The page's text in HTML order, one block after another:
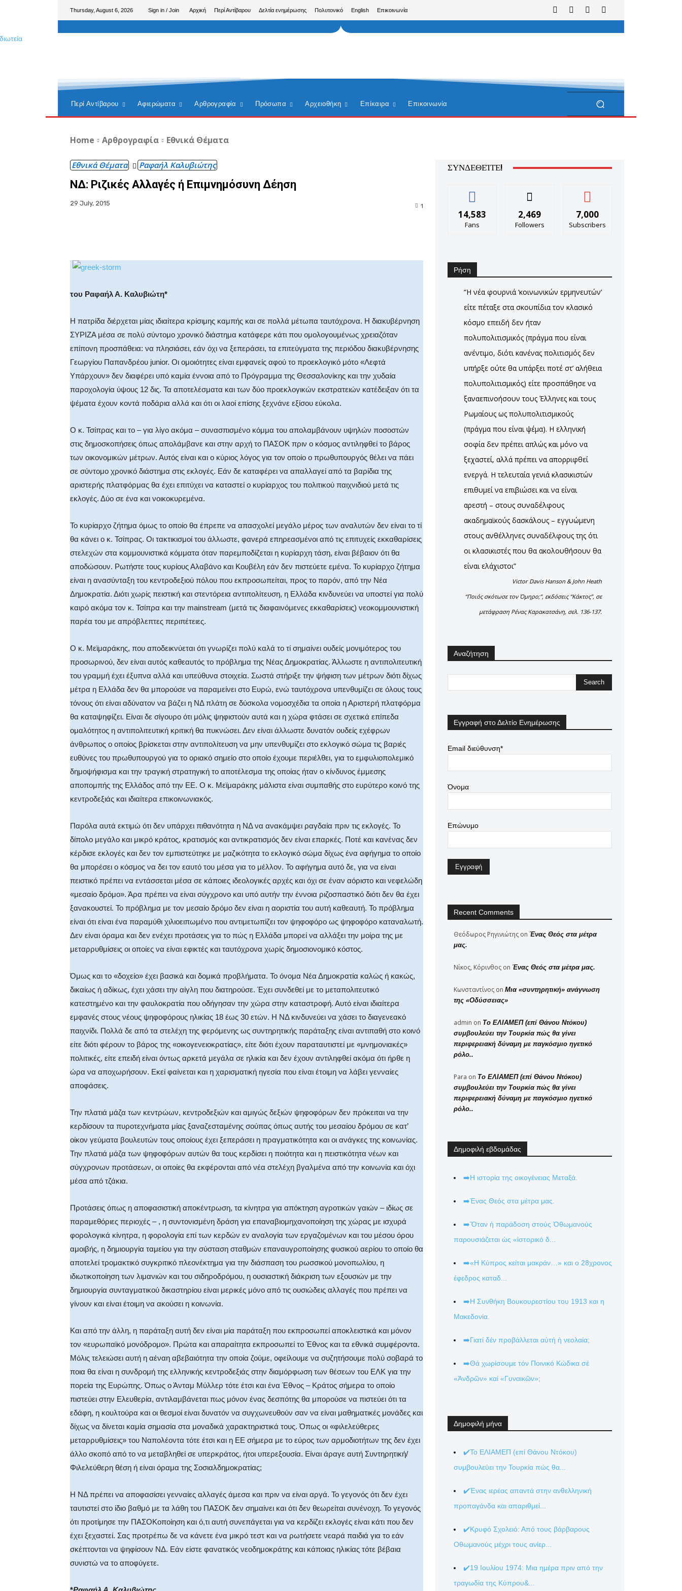
Thursday, August 6, 2026 Sign in / Join Αρχική Περί Αντίβαρου Δελτία ενημέρωσης Πολυτονικό English Επικοινωνία
Περί Αντίβαρου Αφιερώματα Αρθρογραφία Πρόσωπα Αρχειοθήκη Επίκαιρα Επικοινωνία
Home Αρθρογραφία Εθνικά Θέματα
Εθνικά Θέματα Ραφαήλ Καλυβιώτης
ΝΔ: Ριζικές Αλλαγές ή Επιμνημόσυνη Δέηση
29 July, 2015 1
του Ραφαήλ Α. Καλυβιώτη*
Η πατρίδα διέρχεται μίας ιδιαίτερα κρίσιμης καμπής και σε πολλά μέτωπα ταυτόχρονα. Η διακυβέρνηση
ΣΥΡΙΖΑ μέσα σε πολύ σύντομο χρονικό διάστημα κατάφερε κάτι που ομολογουμένως χρειαζόταν
επίπονη προσπάθεια: να πλησιάσει, εάν όχι να ξεπεράσει, τα επιτεύγματα της περιόδου διακυβέρνησης
Γεωργίου Παπανδρέου junior. Οι ομοιότητες είναι εμφανείς αφού το προεκλογικό μότο «Λεφτά
Υπάρχουν» δεν διαφέρει υπό καμία έννοια από το Πρόγραμμα της Θεσσαλονίκης και την χυδαία
παροχολογία ύψους 12 δις. Τα αποτελέσματα και των δύο προεκλογικών εκστρατειών κατέδειξαν ότι τα
ψέματα έχουν κοντά ποδάρια αλλά και ότι οι λαοί επίσης ξεχνάνε εξίσου εύκολα.
Ο κ. Τσίπρας και το – για λίγο ακόμα – συνασπισμένο κόμμα του απολαμβάνουν υψηλών ποσοστών
στις δημοσκοπήσεις όπως απολάμβανε και στην αρχή το ΠΑΣΟΚ πριν ο κόσμος αντιληφθεί το βάρος
των οικονομικών μέτρων. Αυτός είναι και ο κύριος λόγος για τον οποίο ο πρωθυπουργός θέλει να πάει
σε σύντομο χρονικό διάστημα στις εκλογές. Εάν δε καταφέρει να απαλλαγεί από τα βαρίδια της
αριστερής πλατφόρμας θα έχει επιτύχει να καταστεί ο κυρίαρχος του πολιτικού παιχνιδιού μετά τις
εκλογές. Δύο σε ένα και νοικοκυρεμένα.
Το κυρίαρχο ζήτημα όμως το οποίο θα έπρεπε να απασχολεί μεγάλο μέρος των αναλυτών δεν είναι το τί
θα κάνει ο κ. Τσίπρας. Οι τακτικισμοί του άλλωστε, φανερά επηρεασμένοι από τις επιτυχείς εκκαθαρίσεις
στελεχών στα κομμουνιστικά κόμματα όταν παρεμποδίζεται η κυρίαρχη τάση, είναι βέβαιον ότι θα
αποδώσουν. Ρωτήστε τους κυρίους Αλαβάνο και Κουβέλη εάν δεν πιστεύετε εμένα. Το κυρίαρχο ζήτημα
είναι η ανασύνταξη του κεντροδεξιού πόλου που εκπροσωπείται, προς το παρόν, από την Νέα
Δημοκρατία. Διότι χωρίς πειστική και στεντόρεια αντιπολίτευση, η Ελλάδα κινδυνεύει να υποστεί για πολύ
καιρό ακόμα τον κ. Τσίπρα και την mainstream (μετά τις διαφαινόμενες εκκαθαρίσεις) νεοκομμουνιστική
παρέα του με απρόβλεπτες περιπέτειες.
Ο κ. Μεϊμαράκης, που αποδεικνύεται ότι γνωρίζει πολύ καλά το τί σημαίνει ουδείς μονιμότερος του
προσωρινού, δεν είναι αυτός καθεαυτός το πρόβλημα της Νέας Δημοκρατίας. Άλλωστε η αντιπολιτευτική
του γραμμή έχει έξυπνα αλλά και υπεύθυνα στοιχεία. Σωστά στήριξε την ψήφιση των μέτρων διότι δίχως
μέτρα η Ελλάδα δεν θα μπορούσε να παραμείνει στο Ευρώ, ενώ ταυτόχρονα υπενθυμίζει σε όλους τους
τόνους ότι είναι αδύνατον να βάζει η ΝΔ πλάτη σε δύσκολα νομοσχέδια τα οποία η Αριστερή πλατφόρμα
θα καταψηφίζει. Είναι δε σίγουρο ότι μόλις ψηφιστούν αυτά και η χώρα φτάσει σε σχετικά επίπεδα
ομαλότητος η αντιπολιτευτική κριτική θα πυκνώσει. Δεν είναι άλλωστε δυνατόν ουδείς εχέφρων
άνθρωπος ο οποίος βρίσκεται στην αντιπολίτευση να μην υπενθυμίζει στο εκλογικό σώμα τις βαριές
ευθύνες του πρωθυπουργού για το οριακό σημείο στο οποίο έχουμε περιέλθει, για το εμφυλιοπολεμικό
δημοψήφισμα και την τραγική στρατηγική το αποτέλεσμα της οποίας ήταν ο κίνδυνος έμμεσης
αποπομπής της Ελλάδος από την ΕΕ. Ο κ. Μεϊμαράκης μάλιστα είναι συμπαθής στο ευρύτερο κοινό της
κεντροδεξιάς και ιδιαίτερα επικοινωνιακός.
Παρόλα αυτά εκτιμώ ότι δεν υπάρχει πιθανότητα η ΝΔ να ανακάμψει ραγδαία πριν τις εκλογές. Το
δίπολο μεγάλο και μικρό κράτος, κρατισμός και αντικρατισμός δεν είναι επαρκές. Ποτέ και κανένας δεν
κέρδισε εκλογές και δεν τον εμπιστεύτηκε με μαζικότητα το εκλογικό σώμα δίχως ένα αφήγημα το οποίο
θα μπορέσει ο κόσμος να δει τον εαυτό του μέσα για το μέλλον. Το αφήγημα αυτό δε, για να είναι
πειστικό πρέπει να εντάσσεται μέσα σε κάποιες ιδεολογικές αρχές και όχι σε έναν αόριστο και νεφελώδη
«μεσαίο δρόμο». Άρα πρέπει να είναι σύγχρονο και υπό αυτήν την έννοια ριζοσπαστικό διότι δεν θα έχει
ξανακουστεί. Το πρόβλημα με τον μεσαίο δρόμο δεν είναι η αοριστία του αυτή καθεαυτή. Το πρόβλημα
είναι ότι είναι ένα παραμύθι χιλιοειπωμένο που αντιμετωπίζει τον ψηφοφόρο ως ψηφοφόρο καταναλωτή.
Δεν είναι όραμα και δεν ενέχει προτάσεις για το πώς η Ελλάδα μπορεί να αλλάξει την μοίρα της με
μεταρρυθμίσεις οι οποίες να είναι εφικτές και ταυτόχρονα χωρίς δημοσιονομικό κόστος.
Όμως και το «δοχείο» έχει βασικά και δομικά προβλήματα. Το όνομα Νέα Δημοκρατία καλώς ή κακώς,
δικαίως ή αδίκως, έχει χάσει την αίγλη που διατηρούσε. Έχει συνδεθεί με το μεταπολιτευτικό
κατεστημένο και την φαυλοκρατία που οδήγησαν την χώρα στην καταστροφή. Αυτό είναι ιδιαίτερα
εμφανές στους νέους ψηφοφόρους ηλικίας 18 έως 30 ετών. Η ΝΔ κινδυνεύει να χάσει το διαγενεακό
παιχνίδι. Πολλά δε από τα στελέχη της φερόμενης ως συντηρητικής παράταξης είναι αντιπαθή στο κοινό
είτε διότι φέρουν το βάρος της «οικογενειοκρατίας», είτε διότι έχουν παραταυτιστεί με «μνημονιακές»
πολιτικές, είτε επειδή είναι όντως αρκετά μεγάλα σε ηλικία και δεν έχουν αντιληφθεί ακόμα ότι ήρθε η
ώρα να αποχωρήσουν. Εκεί φαίνεται και η χαρισματική ηγεσία που είναι έτοιμη να λάβει γενναίες
αποφάσεις.
Την πλατιά μάζα των κεντρώων, κεντροδεξιών και αμιγώς δεξιών ψηφοφόρων δεν πρόκειται να την
κερδίσουν τα πυροτεχνήματα μίας ξαναζεσταμένης σούπας όπως αυτής του μεσαίου δρόμου σε κατ’
οίκον γεύματα βουλευτών τους οποίους έχει ξεπεράσει η πραγματικότητα και οι ανάγκες της κοινωνίας.
Την πλατιά μάζα των ψηφοφόρων αυτών θα τους κερδίσει η ποιότητα και η πειστικότητα νέων και
σύγχρονων προτάσεων, οι οποίες θα εκφέρονται από νέα στελέχη βγαλμένα από την κοινωνία και όχι
μέσα από τζάκια.
Προτάσεις όπως η αποφασιστική αποκέντρωση, τα κίνητρα για απόκτηση αγροτικών γαιών – ιδίως σε
παραμεθόριες περιοχές – , η συντονισμένη δράση για επαναβιομηχανοποίηση της χώρας με ισχυρά
φορολογικά κίνητρα, η φορολογία επί των κερδών εν αναλογία των εργαζομένων και του μέσου όρου
αμοιβής, η δημιουργία ταμείου για την σύσταση σταθμών επαναυγροποίησης φυσικού αερίου το οποίο θα
αποτελεί τρομακτικό συγκριτικό πλεονέκτημα για την διάσπαση του ρωσσικού μονοπωλίου, η
ιδιωτικοποίηση των λιμανιών και του σιδηροδρόμου, η ουσιαστική διάκριση των εξουσιών με την
δημιουργία συνταγματικού δικαστηρίου είναι μερικές μόνο από τις ουσιώδεις αλλαγές που πρέπει να
γίνουν και είναι έτοιμη να ακούσει η κοινωνία.
Και από την άλλη, η παράταξη αυτή δεν είναι μία παράταξη που εκπροσωπεί αποκλειστικά και μόνον
τον «ευρωπαϊκό μονόδρομο». Πρώτα και απαραίτητα εκπροσωπεί το Έθνος και τα εθνικά συμφέροντα.
Μόλις τελειώσει αυτή η αέναη αβεβαιότητα την οποία ζούμε, οφείλουμε να συζητήσουμε πολύ σοβαρά το
ποια θα είναι η συνδρομή της ελληνικής κεντροδεξιάς στην διαμόρφωση των θέσεων του ΕΛΚ για την
πορεία της Ευρώπης. Όπως ο Άνταμ Μύλλερ τότε έτσι και ένα Έθνος – Κράτος σήμερα το οποίο
πιστεύει στην Ελευθερία, αντιλαμβάνεται πως μόνον ένας δεσπότης θα μπορούσε να πιστεύει ότι τα
εδάφη, η κουλτούρα και οι θεσμοί είναι δυνατόν να συγχωνευθούν σαν να είναι μαθηματικές μονάδες και
δίχως να δίνεται καμία σημασία στα μοναδικά χαρακτηριστικά τους. Όπως οι «φιλελεύθερες
μεταρρυθμίσεις» του Ναπολέοντα τότε έτσι και η ΕΕ σήμερα με το εύρος των αρμοδιοτήτων της δεν έχει
άλλο σκοπό από το να μεταβληθεί σε υπερκράτος, ήτοι υπερεξουσία. Είναι άραγε αυτή Συντηρητική/
Φιλελεύθερη θέση ή είναι όραμα της Σοσιαλδημοκρατίας;
Η ΝΔ πρέπει να αποφασίσει γενναίες αλλαγές άμεσα και πριν να είναι αργά. Το γεγονός ότι δεν έχει
ταυτιστεί στο ίδιο βαθμό με τα λάθη του ΠΑΣΟΚ δεν σημαίνει και ότι δεν θεωρείται συνένοχη. Το γεγονός
ότι προτίμησε την ΠΑΣΟΚοποίηση και ό,τι αυτή συνεπάγεται για να κερδίζει εκλογές είναι κάτι που δεν
έχει ξεχαστεί. Σας προτρέπω δε να κάνετε ένα μικρό τεστ και να ρωτήσετε νεαρά παιδιά για το εάν
σκέπτονται να ψηφίσουν ΝΔ. Εάν είστε φανατικός νεοδημοκράτης και κάποιας ηλικίας τότε βέβαια
συνιστώ να το αποφύγετε.
ΣΥΝΔΕΘΕΊΤΕ!
14,583
Fans
2,469
Followers
7,000
Subscribers
Ρήση
“Η νέα φουρνιά ‘κοινωνικών ερμηνευτών’
είτε πέταξε στα σκουπίδια τον κλασικό
κόσμο επειδή δεν ήταν
πολυπολιτισμικός (πράγμα που είναι
ανέντιμο, διότι κανένας πολιτισμός δεν
υπήρξε ούτε θα υπάρξει ποτέ στ’ αλήθεια
πολυπολιτισμικός) είτε προσπάθησε να
ξαναεπινοήσουν τους Έλληνες και τους
Ρωμαίους ως πολυπολιτισμικούς
(πράγμα που είναι ψέμα). Η ελληνική
σοφία δεν πρέπει απλώς και μόνο να
ξεχαστεί, αλλά πρέπει να απορριφθεί
ενεργά. Η τελευταία γενιά κλασικιστών
επιθυμεί να επιβιώσει και να είναι
αρεστή – στους συναδέλφους
ακαδημαϊκούς δασκάλους – εγγυώμενη
στους ανθέλληνες συναδέλφους της ότι
οι κλασικιστές που θα ακολουθήσουν θα
είναι ελάχιστοι”
Victor Davis Hanson & John Heath
“Ποιός σκότωσε τον Όμηρο;”, εκδόσεις “Κάκτος”, σε
μετάφραση Ρένας Καρακατσάνη, σελ. 136-137.
Αναζήτηση
Εγγραφή στο Δελτίο Ενημέρωσης
Email διεύθυνση*
Όνομα
Επώνυμο
Recent Comments
Θεόδωρος Ρηγινιώτης on Ένας Θεός στα μέτρα
μας.
Νίκος, Κόρινθος on Ένας Θεός στα μέτρα μας.
Κωνσταντίνος on Μια «συντηρητική» ανάγνωση
της «Οδύσσειας»
admin on Το ΕΛΙΑΜΕΠ (επί Θάνου Ντόκου)
συμβουλεύει την Τουρκία πώς θα γίνει
περιφερειακή δύναμη με παγκόσμιο ηγετικό
ρόλο..
Para on Το ΕΛΙΑΜΕΠ (επί Θάνου Ντόκου)
συμβουλεύει την Τουρκία πώς θα γίνει
περιφερειακή δύναμη με παγκόσμιο ηγετικό
ρόλο..
Δημοφιλή εβδομάδας
➡️Η ιστορία της οικογένειας Μεταξά.
➡️Ένας Θεός στα μέτρα μας.
➡️Ὅταν ἡ παράδοση στούς Ὀθωμανούς
παρουσιάζεται ὡς «ἱστορικό δ...
➡️«Η Κύπρος κείται μακράν…» και ο 28χρονος
έφεδρος καταδ...
➡️Η Συνθήκη Βουκουρεστίου του 1913 και η
Μακεδονία.
➡️Γιατί δέν προβάλλεται αὐτή ἡ νεολαία;
➡️Θά χωρίσουμε τόν Ποινικό Κώδικα σέ
«Ἀνδρῶν» καί «Γυναικῶν»;
Δημοφιλή μήνα
✔️Το ΕΛΙΑΜΕΠ (επί Θάνου Ντόκου)
συμβουλεύει την Τουρκία πώς θα...
✔️Ένας ιερέας απαντά στην ανθελληνική
προπαγάνδα και απαριθμεί...
✔️Κρυφό Σχολειό: Από τους βάρβαρους
Οθωμανούς μέχρι τους ανίερ...
✔️19 Ιουλίου 1974: Μια ημέρα πριν από την
τραγωδία της Κύπρου&...